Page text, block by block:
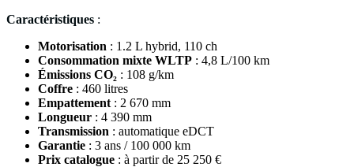
Caractéristiques :
Motorisation : 1.2 L hybrid, 110 ch
Consommation mixte WLTP : 4,8 L/100 km
Émissions CO₂ : 108 g/km
Coffre : 460 litres
Empattement : 2 670 mm
Longueur : 4 390 mm
Transmission : automatique eDCT
Garantie : 3 ans / 100 000 km
Prix catalogue : à partir de 25 250 €